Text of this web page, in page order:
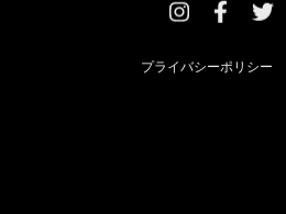
プライバシーポリシー